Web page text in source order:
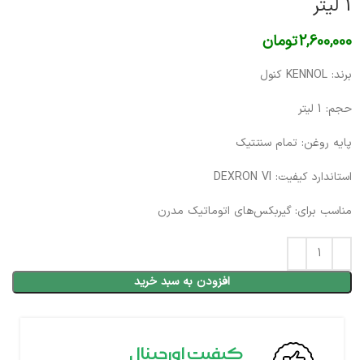
1 لیتر
2,600,000تومان
برند: KENNOL کنول
حجم: 1 لیتر
پایه روغن: تمام سنتتیک​
استاندارد کیفیت: DEXRON VI​
مناسب برای: گیربکس‌های اتوماتیک مدرن​
افزودن به سبد خرید
کیفیت اورجینال